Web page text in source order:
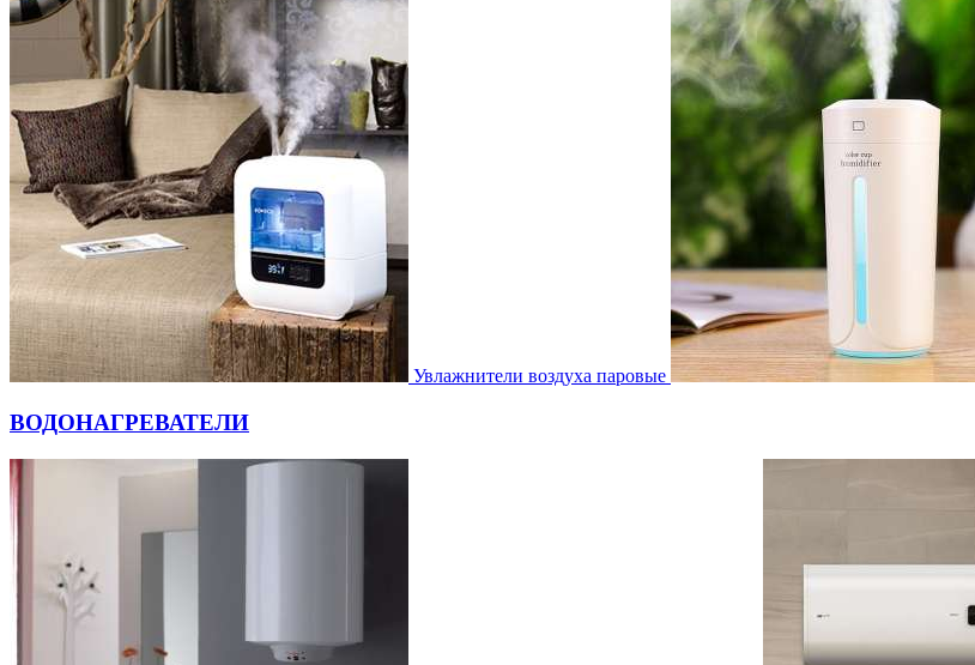
Увлажнители воздуха паровые
ВОДОНАГРЕВАТЕЛИ